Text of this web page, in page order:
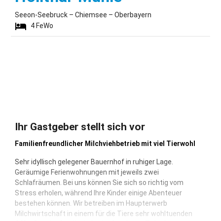
Seeon-Seebruck – Chiemsee – Oberbayern
4 FeWo
Ihr Gastgeber stellt sich vor
Familienfreundlicher Milchviehbetrieb mit viel Tierwohl
Sehr idyllisch gelegener Bauernhof in ruhiger Lage.
Geräumige Ferienwohnungen mit jeweils zwei
Schlafräumen. Bei uns können Sie sich so richtig vom
Stress erholen, während Ihre Kinder einige Abenteuer
bestehen können. Wir betreiben im Haupterwerb
Milchwirtschaft in einem für die Tiere sehr wohltuenden